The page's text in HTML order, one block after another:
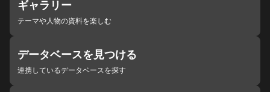
ギャラリー
テーマや人物の資料を楽しむ
データベースを見つける
連携しているデータベースを探す